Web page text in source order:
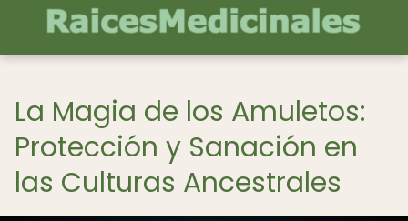
La Magia de los Amuletos:
Protección y Sanación en
las Culturas Ancestrales